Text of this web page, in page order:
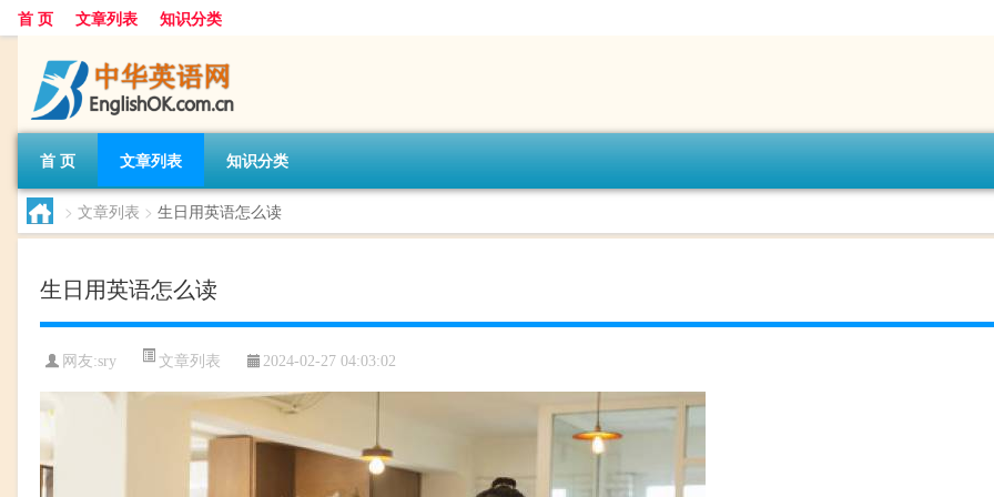
首 页 文章列表 知识分类
首 页 文章列表 知识分类
> 文章列表 > 生日用英语怎么读
生日用英语怎么读
网友:sry 文章列表 2024-02-27 04:03:02